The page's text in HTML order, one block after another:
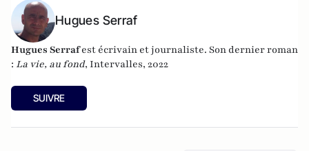
Hugues Serraf
Hugues Serrafest écrivain et journaliste. Son dernier roman
: La vie, au fond, Intervalles, 2022
SUIVRE